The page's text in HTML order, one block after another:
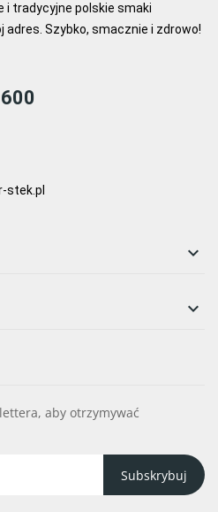
i tradycyjne polskie smaki
Szybko, smacznie i zdrowo!
stek.pl


aby otrzymywać
Subskrybuj